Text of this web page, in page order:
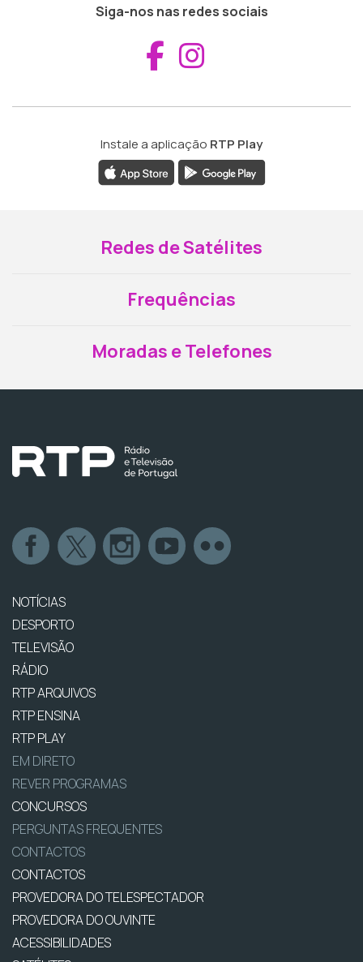
Siga-nos nas redes sociais
Aceder ao
Instale a aplicação RTP Play
Redes de Satélites
Frequências
Moradas e Telefones
NOTÍCIAS
DESPORTO
TELEVISÃO
RÁDIO
RTP ARQUIVOS
RTP ENSINA
RTP PLAY
EM DIRETO
REVER PROGRAMAS
CONCURSOS
PERGUNTAS FREQUENTES
CONTACTOS
CONTACTOS
PROVEDORA DO TELESPECTADOR
PROVEDORA DO OUVINTE
ACESSIBILIDADES